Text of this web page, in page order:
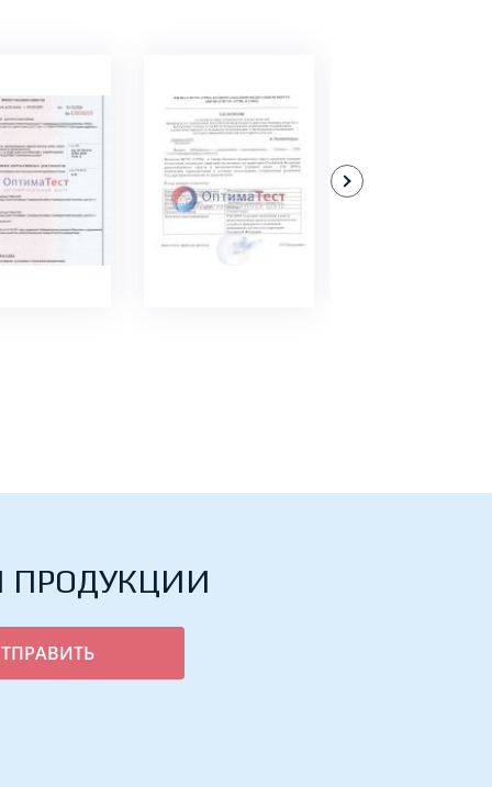
ПОДРОБНЕЕ
ПРОДУКЦИИ